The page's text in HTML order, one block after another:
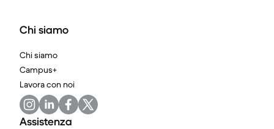
Chi siamo
Chi siamo
Campus+
Lavora con noi
Assistenza